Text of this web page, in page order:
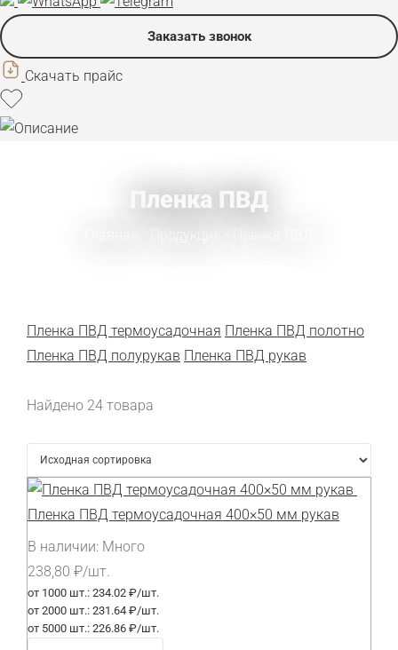
Заказать звонок
Скачать прайс
Пленка ПВД
Продукция
Пленка ПВД термоусадочная Пленка ПВД полотно
Пленка ПВД полурукав Пленка ПВД рукав
Найдено 24 товара
Пленка ПВД термоусадочная 400×50 мм рукав
В наличии: Много
238,80 ₽/шт.
от 1000 шт.: 234.02 ₽/шт.
от 2000 шт.: 231.64 ₽/шт.
от 5000 шт.: 226.86 ₽/шт.